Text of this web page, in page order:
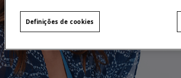
Definições de cookies